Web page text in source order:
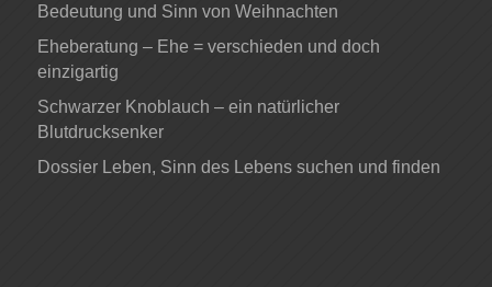
Bedeutung und Sinn von Weihnachten
Eheberatung – Ehe = verschieden und doch
einzigartig
Schwarzer Knoblauch – ein natürlicher
Blutdrucksenker
Dossier Leben, Sinn des Lebens suchen und finden